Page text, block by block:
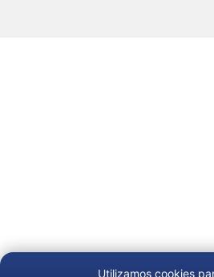
Utilizamos cookies